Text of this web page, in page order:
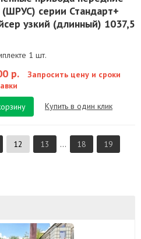
серии Стандарт+
узкий (длинный) 1037,5
1 шт.
р.
Запросить цену и сроки
Купить в один клик
12 13 ... 18
19